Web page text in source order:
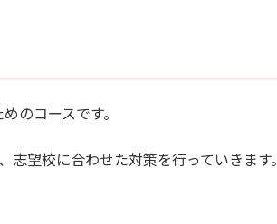
のコースです。
望校に合わせた対策を行っていきます。